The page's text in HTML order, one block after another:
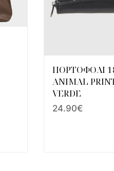
ΠΟΡΤΟΦΟΛΙ
ANIMAL
VERDE
24.90€